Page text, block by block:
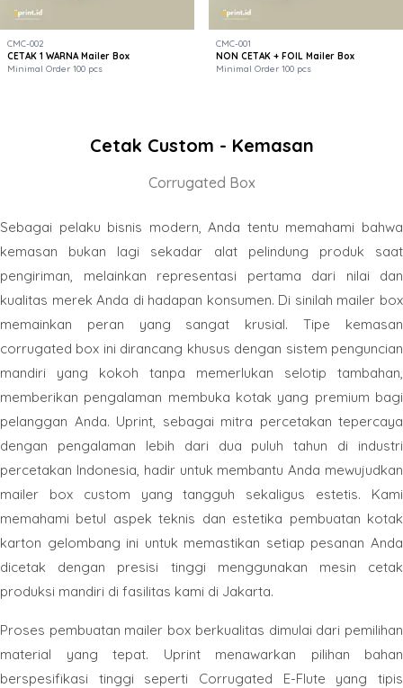
CMC-002
CETAK 1 WARNA Mailer Box
Minimal Order 100 pcs
CMC-001
NON CETAK + FOIL Mailer Box
Minimal Order 100 pcs
Cetak Custom - Kemasan
Corrugated Box
Sebagai pelaku bisnis modern, Anda tentu memahami bahwa
kemasan bukan lagi sekadar alat pelindung produk saat
pengiriman, melainkan representasi pertama dari nilai dan
kualitas merek Anda di hadapan konsumen. Di sinilah mailer box
memainkan peran yang sangat krusial. Tipe kemasan
corrugated box ini dirancang khusus dengan sistem penguncian
mandiri yang kokoh tanpa memerlukan selotip tambahan,
memberikan pengalaman membuka kotak yang premium bagi
pelanggan Anda. Uprint, sebagai mitra percetakan tepercaya
dengan pengalaman lebih dari dua puluh tahun di industri
percetakan Indonesia, hadir untuk membantu Anda mewujudkan
mailer box custom yang tangguh sekaligus estetis. Kami
memahami betul aspek teknis dan estetika pembuatan kotak
karton gelombang ini untuk memastikan setiap pesanan Anda
dicetak dengan presisi tinggi menggunakan mesin cetak
produksi mandiri di fasilitas kami di Jakarta.
Proses pembuatan mailer box berkualitas dimulai dari pemilihan
material yang tepat. Uprint menawarkan pilihan bahan
berspesifikasi tinggi seperti Corrugated E-Flute yang tipis